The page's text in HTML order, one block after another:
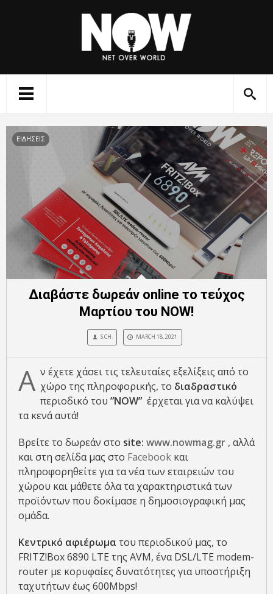
ΕΙΔΗΣΕΙΣ
Διαβάστε δωρεάν online το τεύχος
Μαρτίου του NOW!
S.CH. MARCH 18, 2021
Α ν έχετε χάσει τις τελευταίες εξελίξεις από το
χώρο της πληροφορικής, το διαδραστικό
περιοδικό του ”NOW” έρχεται για να καλύψει
τα κενά αυτά!
Βρείτε το δωρεάν στο site: www.nowmag.gr , αλλά
και στη σελίδα μας στο Facebook και
πληροφορηθείτε για τα νέα των εταιρειών του
χώρου και μάθετε όλα τα χαρακτηριστικά των
προϊόντων που δοκίμασε η δημοσιογραφική μας
ομάδα.
Κεντρικό αφιέρωμα του περιοδικού μας, το
FRITZ!Box 6890 LTE της AVM, ένα DSL/LTE modem-
router με κορυφαίες δυνατότητες για υποστήριξη
ταχυτήτων έως 600Mbps!